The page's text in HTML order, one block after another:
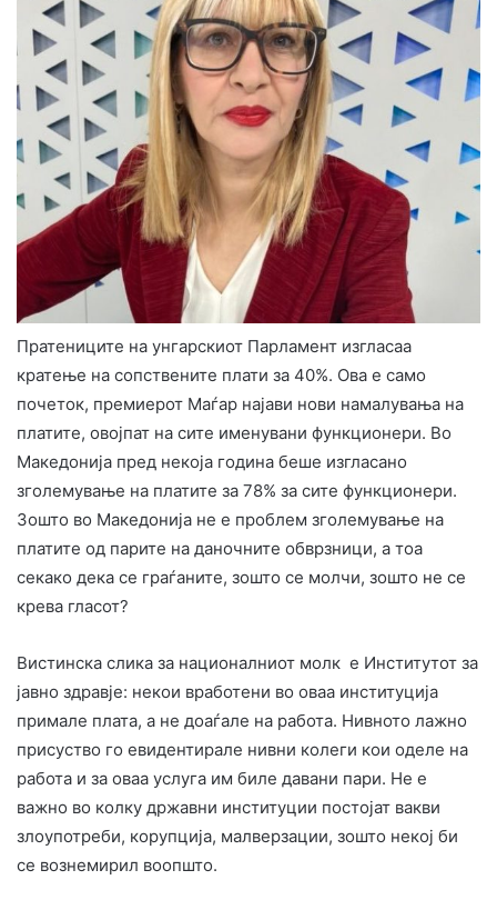
Пратениците на унгарскиот Парламент изгласаа
кратење на сопствените плати за 40%. Ова е само
почеток, премиерот Маѓар најави нови намалувања на
платите, овојпат на сите именувани функционери. Во
Македонија пред некоја година беше изгласано
зголемување на платите за 78% за сите функционери.
Зошто во Македонија не е проблем зголемување на
платите од парите на даночните обврзници, а тоа
секако дека се граѓаните, зошто се молчи, зошто не се
крева гласот?
Вистинска слика за националниот молк е Институтот за
јавно здравје: некои вработени во оваа институција
примале плата, а не доаѓале на работа. Нивното лажно
присуство го евидентирале нивни колеги кои оделе на
работа и за оваа услуга им биле давани пари. Не е
важно во колку државни институции постојат вакви
злоупотреби, корупција, малверзации, зошто некој би
се вознемирил воопшто.